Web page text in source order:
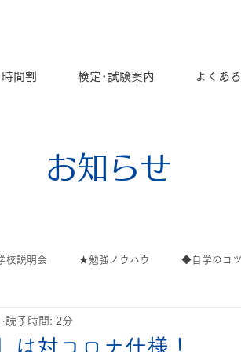
間割 検定･試験案内 よくあ
校説明会 ★勉強ノウハウ ◆自学のコツ
∟ご案内
は対コロナ仕様！
読了時間: 2分
お知らせ